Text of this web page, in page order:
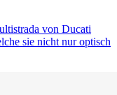
von Ducati
sie nicht nur optisch